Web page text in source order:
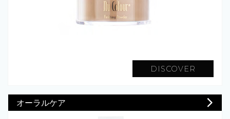
DISCOVER
オーラルケア